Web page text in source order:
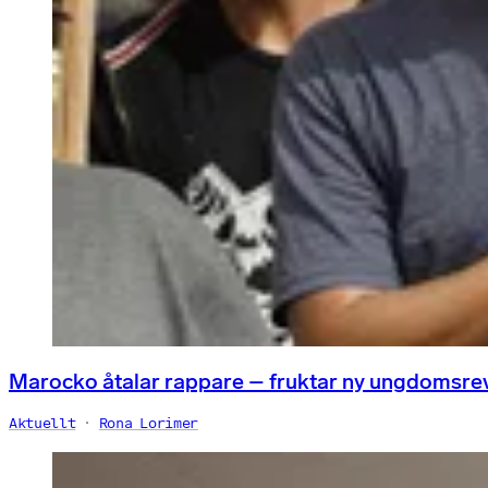
Marocko åtalar rappare – fruktar ny
Aktuellt Rona Lorimer